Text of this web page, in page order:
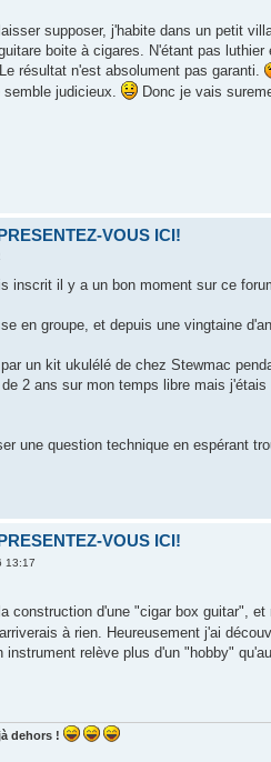
supposer, j'habite dans un petit
boite à cigares. N'étant pas
résultat n'est absolument pas garanti.
judicieux.
Donc je vais
VOUS ICI!
inscrit il y a un bon moment sur ce
en groupe, et depuis une vingtaine
un kit ukulélé de chez Stewmac
2 ans sur mon temps libre mais
une question technique en espérant
VOUS ICI!
13:17
construction d'une "cigar box guitar",
à rien. Heureusement j'ai
relève plus d'un "hobby"
dehors !